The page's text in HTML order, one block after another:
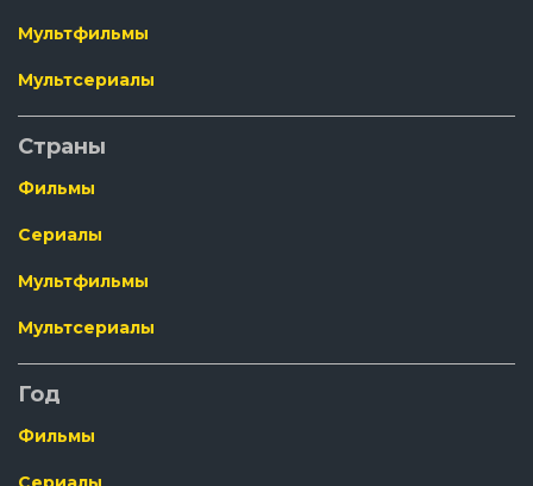
Мультфильмы
Мультсериалы
Страны
Фильмы
Сериалы
Мультфильмы
Мультсериалы
Год
Фильмы